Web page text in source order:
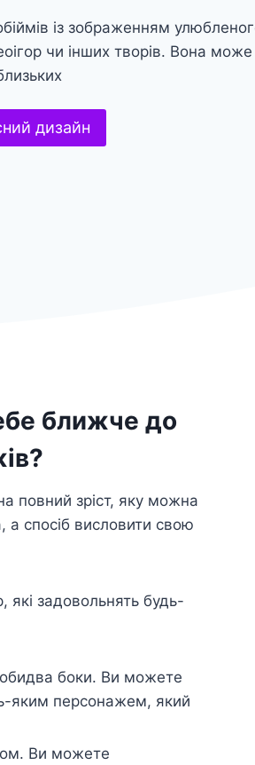
із зображенням
чи інших творів. Вона
дизайн
ближче до
повний зріст, яку можна
а спосіб висловити свою
які задовольнять будь-
боки. Ви можете
яким персонажем, який
Ви можете